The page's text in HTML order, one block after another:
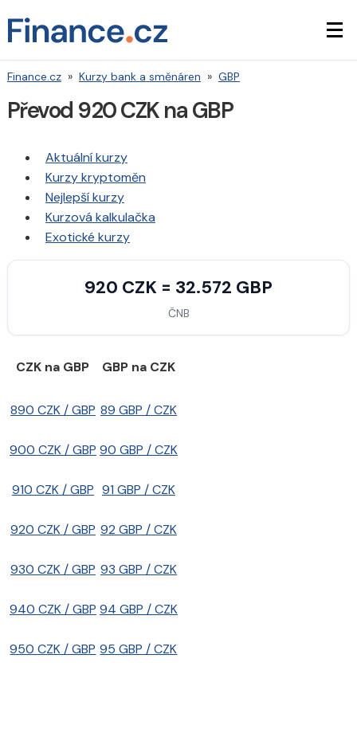
Finance.cz » Kurzy bank a směnáren » GBP
Převod 920 CZK na GBP
Aktuální kurzy
Kurzy kryptoměn
Nejlepší kurzy
Kurzová kalkulačka
Exotické kurzy
920 CZK = 32.572 GBP
ČNB
CZK na GBP GBP na CZK
890 CZK / GBP
900 CZK / GBP
910 CZK / GBP
920 CZK / GBP
930 CZK / GBP
940 CZK / GBP
950 CZK / GBP
89 GBP / CZK
90 GBP / CZK
91 GBP / CZK
92 GBP / CZK
93 GBP / CZK
94 GBP / CZK
95 GBP / CZK